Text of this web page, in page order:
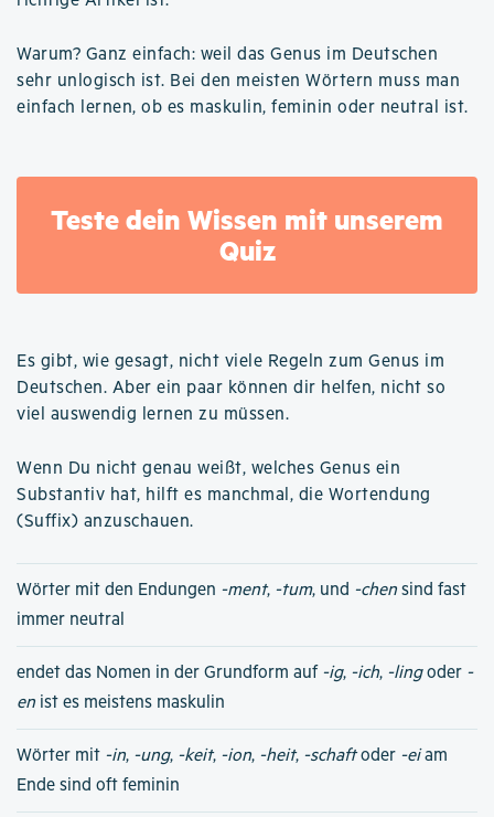
Warum? Ganz einfach: weil das Genus im Deutschen
sehr unlogisch ist. Bei den meisten Wörtern muss man
einfach lernen, ob es maskulin, feminin oder neutral ist.
Teste dein Wissen mit unserem
Quiz
Es gibt, wie gesagt, nicht viele Regeln zum Genus im
Deutschen. Aber ein paar können dir helfen, nicht so
viel auswendig lernen zu müssen.
Wenn Du nicht genau weißt, welches Genus ein
Substantiv hat, hilft es manchmal, die Wortendung
(Suffix) anzuschauen.
Wörter mit den Endungen -ment, -tum, und -chen sind fast
immer neutral
endet das Nomen in der Grundform auf -ig, -ich, -lingoder -
en ist es meistens maskulin
Wörter mit -in, -ung, -keit, -ion, -heit, -schaftoder -eiam
Ende sind oft feminin